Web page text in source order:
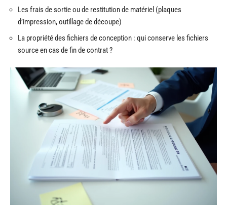
Les frais de sortie ou de restitution de matériel (plaques
d’impression, outillage de découpe)
La propriété des fichiers de conception : qui conserve les fichiers
source en cas de fin de contrat ?